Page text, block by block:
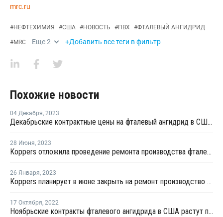
mrc.ru
#НЕФТЕХИМИЯ #США #НОВОСТЬ #ПВХ #ФТАЛЕВЫЙ АНГИДРИД
#MRC Еще2 +Добавить все теги в фильтр
Похожие новости
04 Декабря, 2023
Декабрьские контрактные цены на фталевый ангидрид в США снизились
28 Июня, 2023
Koppers отложила проведение ремонта производства фталевого ангидрида в США
26 Января, 2023
Koppers планирует в июне закрыть на ремонт производство фталевого ангидрида в США
17 Октября, 2022
Ноябрьские контракты фталевого ангидрида в США растут по мере роста цен на сырье